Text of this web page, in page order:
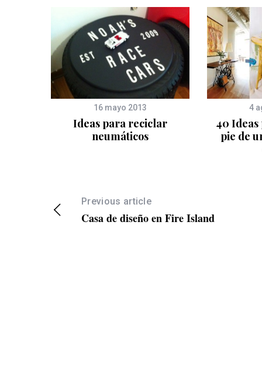
16 mayo 2013
Ideas para reciclar
neumáticos
4
40
pie de
Previous article
Casa de diseño en Fire Island